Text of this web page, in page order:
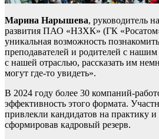
Марина Нарышева, руководитель
развития ПАО «НЗХК» (ГК
уникальная возможность
преподавателей и родителей с
с нашей отраслью, рассказать им
могут где-то увидеть».
В 2024 году более 30 компаний-
эффективность этого формата.
привлекли кандидатов на практику
сформировав кадровый резерв.